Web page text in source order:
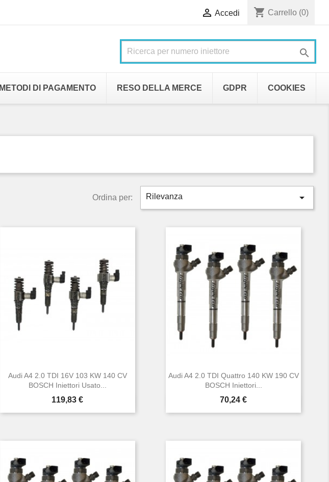
 Accedi shopping_cart Carrello (0)

METODI DI PAGAMENTO RESO DELLA MERCE GDPR COOKIES
Ordina per: Rilevanza 
Audi A4 2.0 TDI 16V 103 KW 140 CV
BOSCH Iniettori Usato...
Prezzo
119,83 €
 Anteprima
Audi A4 2.0 TDI Quattro 140 KW 190 CV
BOSCH Iniettori...
Prezzo
70,24 €
Anteprima